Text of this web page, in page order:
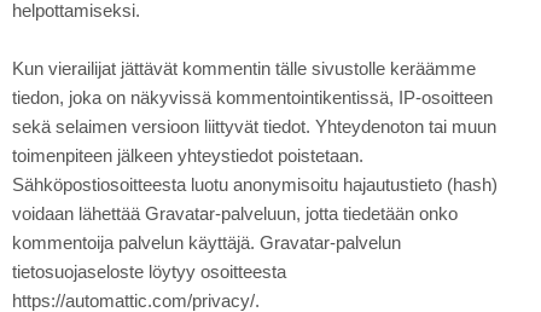
helpottamiseksi.
Kun vierailijat jättävät kommentin tälle sivustolle keräämme
tiedon, joka on näkyvissä kommentointikentissä, IP-osoitteen
sekä selaimen versioon liittyvät tiedot. Yhteydenoton tai muun
toimenpiteen jälkeen yhteystiedot poistetaan.
Sähköpostiosoitteesta luotu anonymisoitu hajautustieto (hash)
voidaan lähettää Gravatar-palveluun, jotta tiedetään onko
kommentoija palvelun käyttäjä. Gravatar-palvelun
tietosuojaseloste löytyy osoitteesta
https://automattic.com/privacy/.